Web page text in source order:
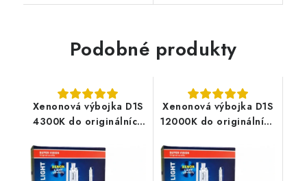
Podobné produkty
Xenonová výbojka D1S
4300K do originálních
Xenonová výbojka D1S
12000K do originálních